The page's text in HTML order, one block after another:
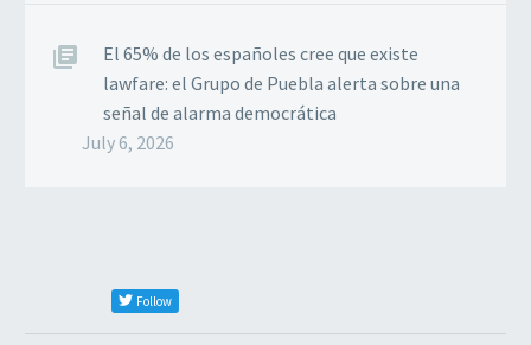
El 65% de los españoles cree que existe
lawfare: el Grupo de Puebla alerta sobre una
señal de alarma democrática
July 6, 2026
Follow